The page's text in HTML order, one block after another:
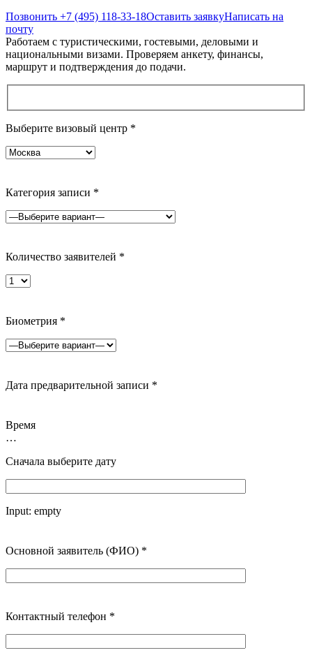
Позвонить +7 (495) 118-33-18Оставить заявкуНаписать на
почту
Работаем с туристическими, гостевыми, деловыми и
национальными визами. Проверяем анкету, финансы,
маршрут и подтверждения до подачи.
Выберите визовый центр *
Категория записи *
Количество заявителей *
Биометрия *
Дата предварительной записи *
Время
…
Сначала выберите дату
Input: empty
Основной заявитель (ФИО) *
Контактный телефон *